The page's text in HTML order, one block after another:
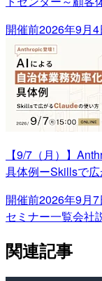
開催前2026年9月
【9/7（月）】
具体例ーSkillsで
開催前2026年9月
セミナー一覧会社
関連記事